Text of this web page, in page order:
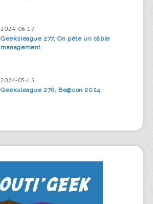
2024-06-17
Geeksleague 277, On pète un câble
management
2024-05-15
Geeksleague 276, Be@con 2024